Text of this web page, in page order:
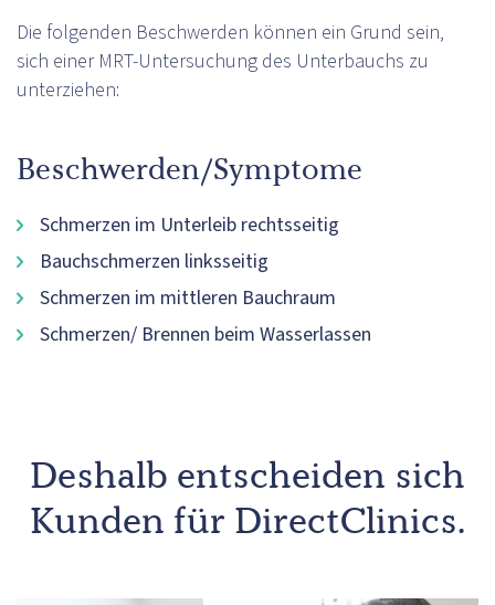
Die folgenden Beschwerden können ein Grund sein,
sich einer MRT-Untersuchung des Unterbauchs zu
unterziehen:
Beschwerden/Symptome
Schmerzen im Unterleib rechtsseitig
Bauchschmerzen linksseitig
Schmerzen im mittleren Bauchraum
Schmerzen/ Brennen beim Wasserlassen
Deshalb entscheiden sich
Kunden für DirectClinics.